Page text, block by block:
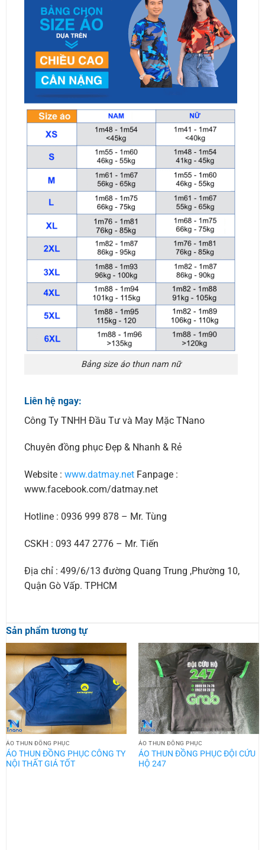
Bảng size áo thun nam nữ
Liên hệ ngay:
Công Ty TNHH Đầu Tư và May Mặc TNano
Chuyên đồng phục Đẹp & Nhanh & Rẻ
Website : www.datmay.netFanpage :
www.facebook.com/datmay.net
Hotline : 0936 999 878 – Mr. Tùng
CSKH : 093 447 2776 – Mr. Tiến
Địa chỉ : 499/6/13 đường Quang Trung ,Phường 10,
Quận Gò Vấp. TPHCM
Sản phẩm tương tự
ÁO THUN ĐỒNG PHỤC
ÁO THUN ĐỒNG PHỤC CÔNG TY
NỘI THẤT GIÁ TỐT
ÁO THUN ĐỒNG PHỤC
ÁO THUN ĐỒNG PHỤC ĐỘI CỨU
HỘ 247